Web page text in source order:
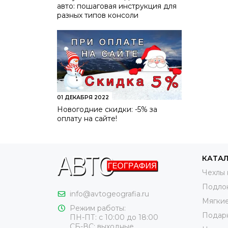
авто: пошаговая инструкция для
разных типов консоли
01 ДЕКАБРЯ 2022
Новогодние скидки: -5% за
оплату на сайте!
части
info@avtogeografia.ru
Режим работы:
ПН-ПТ: с 10:00 до 18:00
Чехлы